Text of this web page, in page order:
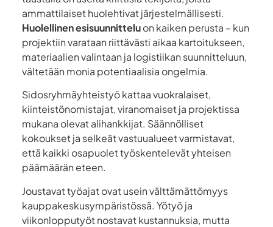
ammattilaiset huolehtivat järjestelmällisesti.
Huolellinen esisuunnitteluon kaiken perusta – kun
projektiin varataan riittävästi aikaa kartoitukseen,
materiaalien valintaan ja logistiikan suunnitteluun,
vältetään monia potentiaalisia ongelmia.
Sidosryhmäyhteistyö kattaa vuokralaiset,
kiinteistönomistajat, viranomaiset ja projektissa
mukana olevat alihankkijat. Säännölliset
kokoukset ja selkeät vastuualueet varmistavat,
että kaikki osapuolet työskentelevät yhteisen
päämäärän eteen.
Joustavat työajat ovat usein välttämättömyys
kauppakeskusympäristössä. Yötyö ja
viikonlopputyöt nostavat kustannuksia, mutta